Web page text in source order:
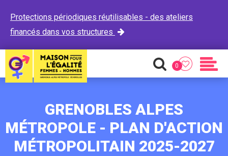
Protections périodiques réutilisables - des ateliers
financés dans vos structures

Recherche
0
Favoris
GRENOBLES ALPES
MÉTROPOLE - PLAN D'ACTION
MÉTROPOLITAIN 2025-2027